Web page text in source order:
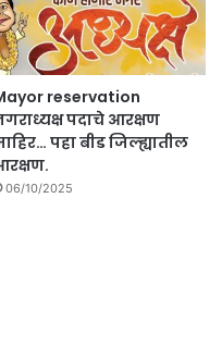
reservation
पदाचे आरक्षण
पहा बीड जिल्ह्यातील
06/10/2025